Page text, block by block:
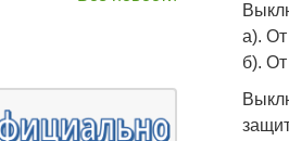
а).
б).